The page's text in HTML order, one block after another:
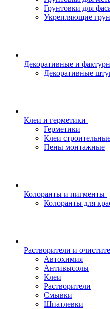
Грунтовки для
Укрепляющие
Декоративные и
Декоративные
Клеи и герметики
Герметики
Клеи строительные
Пены монтажные
Колоранты и пигменты
Колоранты для
Растворители и
Автохимия
Антивысолы
Клеи
Растворители
Смывки
Шпатлевки